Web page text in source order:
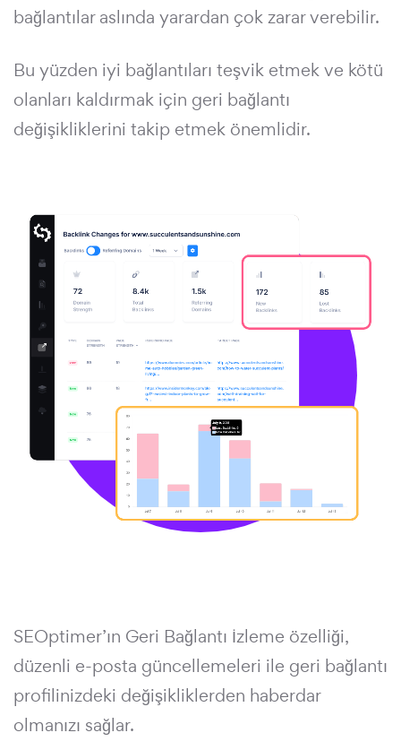
bağlantılar aslında yarardan çok zarar verebilir.
Bu yüzden iyi bağlantıları teşvik etmek ve kötü
olanları kaldırmak için geri bağlantı
değişikliklerini takip etmek önemlidir.
SEOptimer’ın Geri Bağlantı İzleme özelliği,
düzenli e-posta güncellemeleri ile geri bağlantı
profilinizdeki değişikliklerden haberdar
olmanızı sağlar.